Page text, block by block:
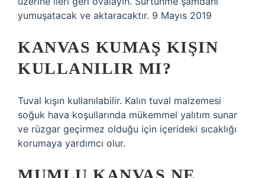
yumuşatacak ve aktaracaktır. 9 Mayıs 2019
KANVAS KUMAŞ KIŞIN
KULLANILIR MI?
Tuval kışın kullanılabilir. Kalın tuval malzemesi
soğuk hava koşullarında mükemmel yalıtım sunar
ve rüzgar geçirmez olduğu için içerideki sıcaklığı
korumaya yardımcı olur.